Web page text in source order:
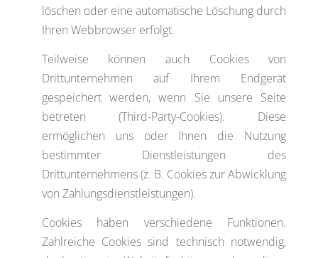
löschen oder eine automatische Löschung durch
Ihren Webbrowser erfolgt.
Teilweise können auch Cookies von
Drittunternehmen auf Ihrem Endgerät
gespeichert werden, wenn Sie unsere Seite
betreten (Third-Party-Cookies). Diese
ermöglichen uns oder Ihnen die Nutzung
bestimmter Dienstleistungen des
Drittunternehmens (z. B. Cookies zur Abwicklung
von Zahlungsdienstleistungen).
Cookies haben verschiedene Funktionen.
Zahlreiche Cookies sind technisch notwendig,